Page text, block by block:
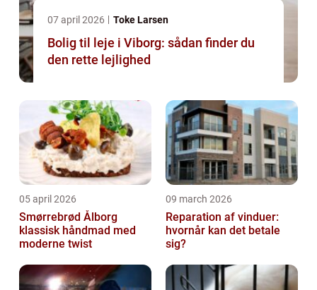
07 april 2026 Toke Larsen
Bolig til leje i Viborg: sådan finder du
den rette lejlighed
05 april 2026
Smørrebrød Ålborg
klassisk håndmad med
moderne twist
09 march 2026
Reparation af vinduer:
hvornår kan det betale
sig?